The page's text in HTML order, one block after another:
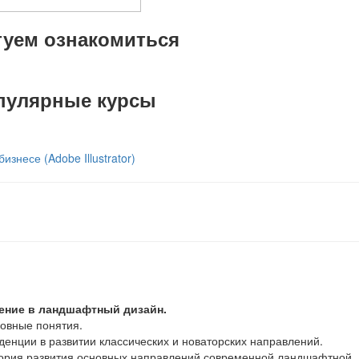
ознакомиться
курсы
(Adobe Illustrator)
в ландшафтный дизайн.
понятия.
в развитии классических и новаторских направлений.